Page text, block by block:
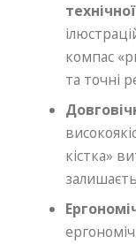
компас
та точні
кістка»